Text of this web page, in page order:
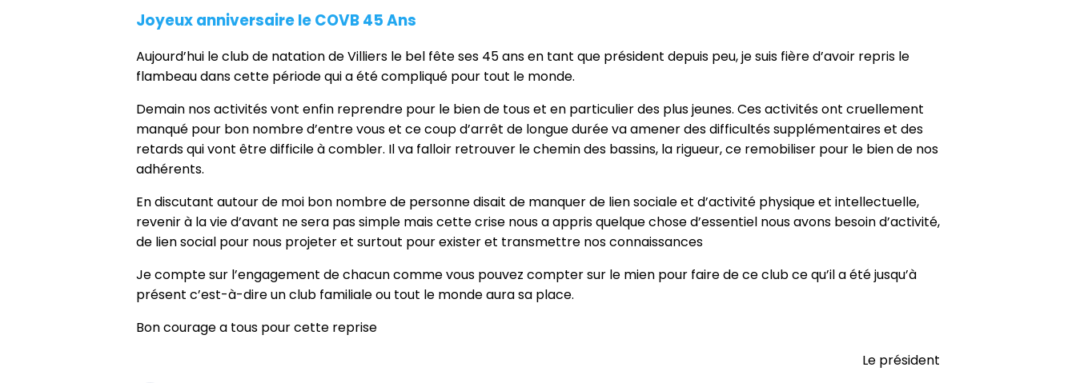
Joyeux anniversaire le COVB 45 Ans
Aujourd’hui le club de natation de Villiers le bel fête ses 45 ans en tant que président depuis peu, je suis fière d’avoir repris le
flambeau dans cette période qui a été compliqué pour tout le monde.
Demain nos activités vont enfin reprendre pour le bien de tous et en particulier des plus jeunes. Ces activités ont cruellement
manqué pour bon nombre d’entre vous et ce coup d’arrêt de longue durée va amener des difficultés supplémentaires et des
retards qui vont être difficile à combler. Il va falloir retrouver le chemin des bassins, la rigueur, ce remobiliser pour le bien de nos
adhérents.
En discutant autour de moi bon nombre de personne disait de manquer de lien sociale et d’activité physique et intellectuelle,
revenir à la vie d’avant ne sera pas simple mais cette crise nous a appris quelque chose d’essentiel nous avons besoin d’activité,
de lien social pour nous projeter et surtout pour exister et transmettre nos connaissances
Je compte sur l’engagement de chacun comme vous pouvez compter sur le mien pour faire de ce club ce qu’il a été jusqu’à
présent c’est-à-dire un club familiale ou tout le monde aura sa place.
Bon courage a tous pour cette reprise
Le président